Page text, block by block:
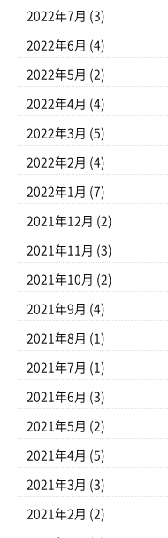
2022年7月 (3)
2022年6月 (4)
2022年5月 (2)
2022年4月 (4)
2022年3月 (5)
2022年2月 (4)
2022年1月 (7)
2021年12月 (2)
2021年11月 (3)
2021年10月 (2)
2021年9月 (4)
2021年8月 (1)
2021年7月 (1)
2021年6月 (3)
2021年5月 (2)
2021年4月 (5)
2021年3月 (3)
2021年2月 (2)